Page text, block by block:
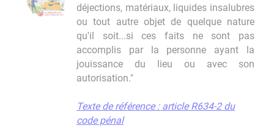
déjections, matériaux, liquides insalubres
ou tout autre objet de quelque nature
qu'il soit...si ces faits ne sont pas
accomplis par la personne ayant la
jouissance du lieu ou avec son
autorisation."
Texte de référence : article R634-2 du
code pénal